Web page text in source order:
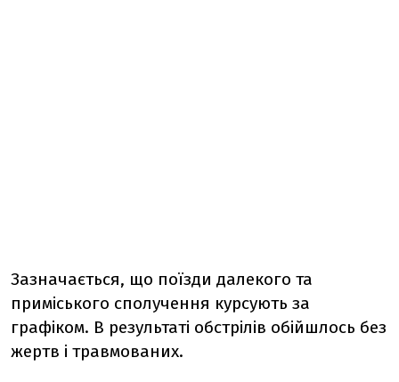
Зазначається, що поїзди далекого та
приміського сполучення курсують за
графіком. В результаті обстрілів обійшлось без
жертв і травмованих.